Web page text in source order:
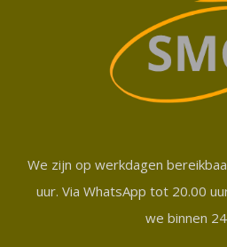
We zijn op werkdagen
uur. Via WhatsApp tot 20.00
we binnen